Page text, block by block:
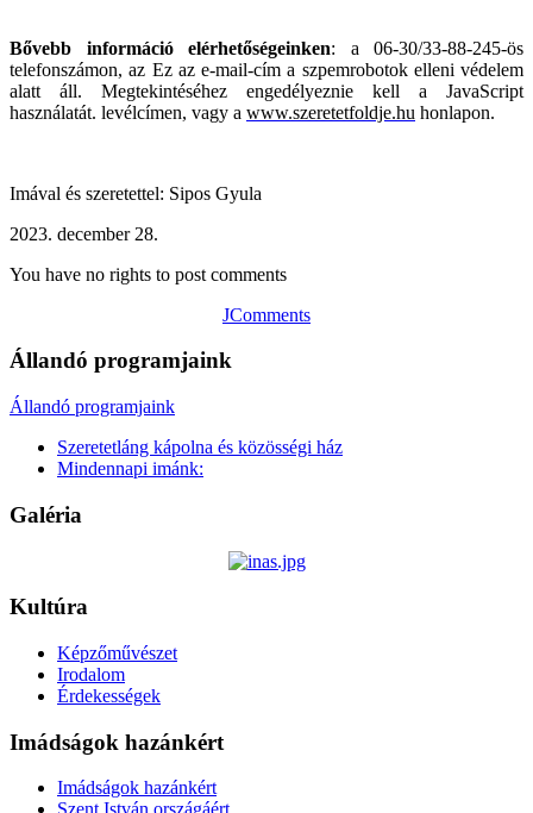
Bővebb információ elérhetőségeinken: a 06-30/33-88-245-ös
telefonszámon, az Ez az e-mail-cím a szpemrobotok elleni védelem
alatt áll. Megtekintéséhez engedélyeznie kell a JavaScript
használatát. levélcímen, vagy a www.szeretetfoldje.hu honlapon.
Imával és szeretettel: Sipos Gyula
2023. december 28.
You have no rights to post comments
JComments
Állandó programjaink
Állandó programjaink
Szeretetláng kápolna és közösségi ház
Mindennapi imánk:
Galéria
Kultúra
Képzőművészet
Irodalom
Érdekességek
Imádságok hazánkért
Imádságok hazánkért